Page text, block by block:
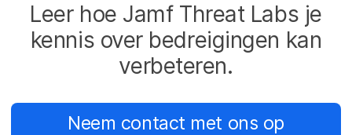
Leer hoe Jamf Threat Labs je
kennis over bedreigingen kan
verbeteren.
Neem contact met ons op